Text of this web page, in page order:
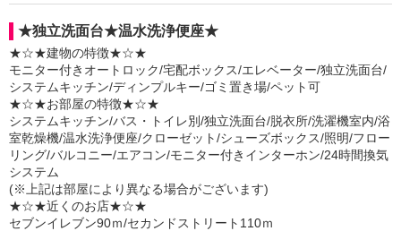
★独立洗面台★温水洗浄便座★
★☆★建物の特徴★☆★
モニター付きオートロック/宅配ボックス/エレベーター/独立洗面台/
システムキッチン/ディンプルキー/ゴミ置き場/ペット可
★☆★お部屋の特徴★☆★
システムキッチン/バス・トイレ別/独立洗面台/脱衣所/洗濯機室内/浴
室乾燥機/温水洗浄便座/クローゼット/シューズボックス/照明/フロー
リング/バルコニー/エアコン/モニター付きインターホン/24時間換気
システム
(※上記は部屋により異なる場合がございます)
★☆★近くのお店★☆★
セブンイレブン90ｍ/セカンドストリート110ｍ